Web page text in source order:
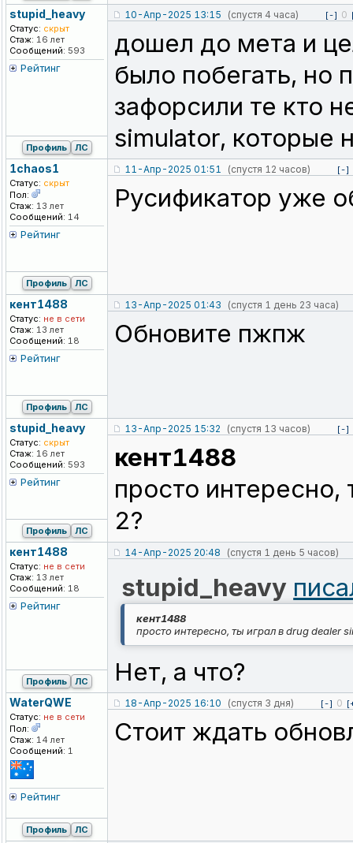
stupid_heavy
Статус: скрыт
Стаж: 16 лет
Сообщений: 593
Рейтинг
10-Апр-2025 13:15 (спустя 4 часа) [-] 0
дошел до мета и
было побегать, но
зафорсили те кто
simulator, которые
Профиль ЛС
1chaos1
Статус: скрыт
Пол:
Стаж: 13 лет
Сообщений: 14
Рейтинг
11-Апр-2025 01:51 (спустя 12 часов) [-]
Русификатор уже
Профиль ЛС
кент1488
Статус: не в сети
Стаж: 13 лет
Сообщений: 18
Рейтинг
13-Апр-2025 01:43 (спустя 1 день 23 часа)
Обновите пжпж
Профиль ЛС
stupid_heavy
Статус: скрыт
Стаж: 16 лет
Сообщений: 593
Рейтинг
13-Апр-2025 15:32 (спустя 13 часов) [-]
кент1488
просто
2?
Профиль ЛС
кент1488
Статус: не в сети
Стаж: 13 лет
Сообщений: 18
Рейтинг
14-Апр-2025 20:48 (спустя 1 день 5 часов)
stupid_heavy
кент1488
просто интересно, ты играл в drug dealer
Нет, а что?
Профиль ЛС
WaterQWE
Статус: не в сети
Пол:
Стаж: 14 лет
Сообщений: 1
Рейтинг
18-Апр-2025 16:10 (спустя 3 дня) [-] 0
Стоит ждать
Профиль ЛС